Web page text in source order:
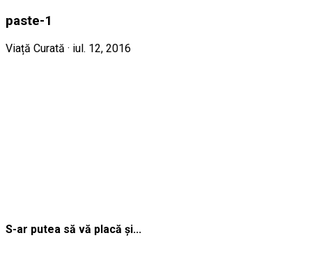
paste-1
Viață Curată · iul. 12, 2016
S-ar putea să vă placă și...